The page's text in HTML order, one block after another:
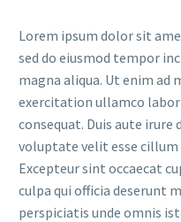
Lorem ipsum dolor sit
sed do eiusmod tempor
magna aliqua. Ut enim ad
exercitation ullamco
consequat. Duis aute
voluptate velit esse
Excepteur sint occaecat
culpa qui officia deserunt
perspiciatis unde omnis